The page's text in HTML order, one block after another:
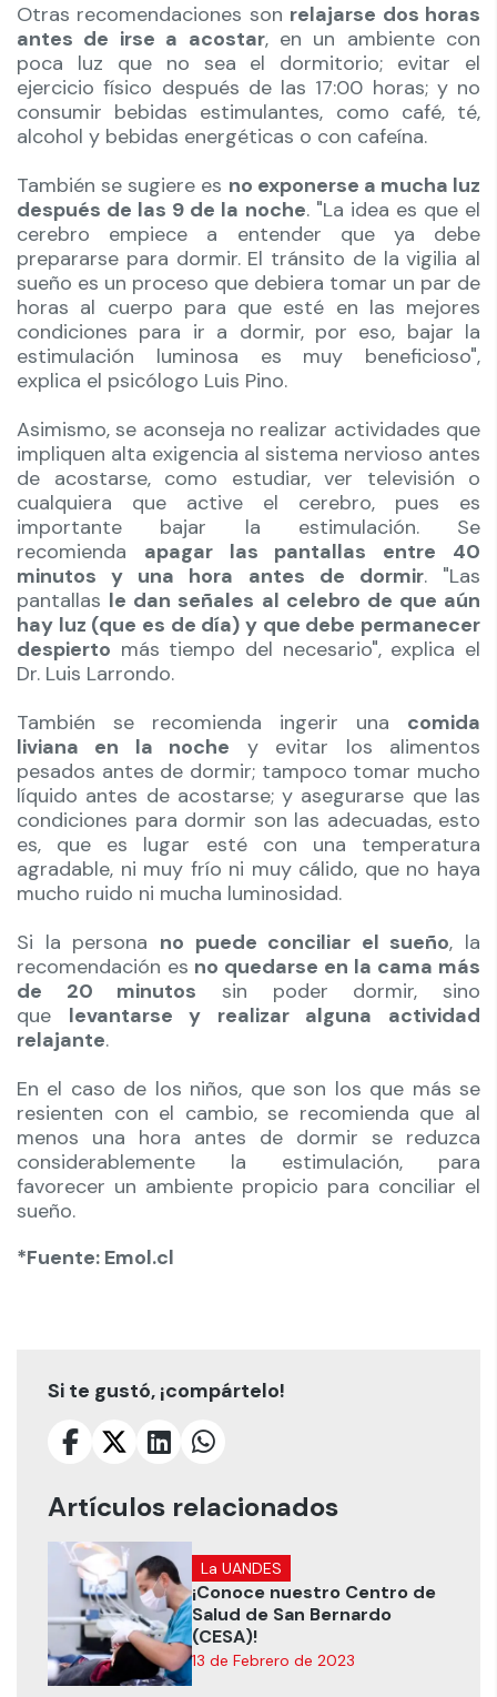
Otras recomendaciones son relajarse dos horas
antes de irse a acostar, en un ambiente con
poca luz que no sea el dormitorio; evitar el
ejercicio físico después de las 17:00 horas; y no
consumir bebidas estimulantes, como café, té,
alcohol y bebidas energéticas o con cafeína.
También se sugiere es no exponerse a mucha luz
después de las 9 de la noche. "La idea es que el
cerebro empiece a entender que ya debe
prepararse para dormir. El tránsito de la vigilia al
sueño es un proceso que debiera tomar un par de
horas al cuerpo para que esté en las mejores
condiciones para ir a dormir, por eso, bajar la
estimulación luminosa es muy beneficioso",
explica el psicólogo Luis Pino.
Asimismo, se aconseja no realizar actividades que
impliquen alta exigencia al sistema nervioso antes
de acostarse, como estudiar, ver televisión o
cualquiera que active el cerebro, pues es
importante bajar la estimulación. Se
recomienda apagar las pantallas entre 40
minutos y una hora antes de dormir. "Las
pantallas le dan señales al celebro de que aún
hay luz (que es de día) y que debe permanecer
despierto más tiempo del necesario", explica el
Dr. Luis Larrondo.
También se recomienda ingerir una comida
liviana en la noche y evitar los alimentos
pesados antes de dormir; tampoco tomar mucho
líquido antes de acostarse; y asegurarse que las
condiciones para dormir son las adecuadas, esto
es, que es lugar esté con una temperatura
agradable, ni muy frío ni muy cálido, que no haya
mucho ruido ni mucha luminosidad.
Si la persona no puede conciliar el sueño, la
recomendación es no quedarse en la cama más
de 20 minutos sin poder dormir, sino
que levantarse y realizar alguna actividad
relajante.
En el caso de los niños, que son los que más se
resienten con el cambio, se recomienda que al
menos una hora antes de dormir se reduzca
considerablemente la estimulación, para
favorecer un ambiente propicio para conciliar el
sueño.
*Fuente: Emol.cl
Si te gustó, ¡compártelo!
Artículos relacionados
La UANDES
¡Conoce nuestro Centro de
Salud de San Bernardo
(CESA)!
13 de Febrero de 2023